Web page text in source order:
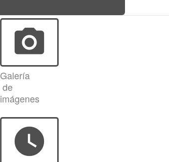
photo_camera
Galería
de
imágenes
watch_later